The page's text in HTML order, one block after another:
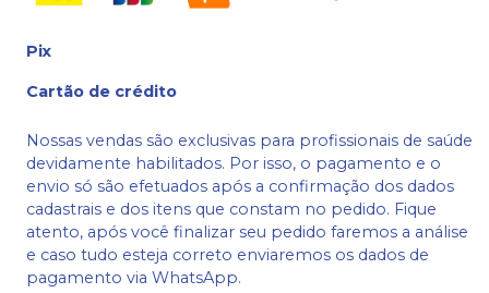
Pix
Cartão de crédito
Nossas vendas são exclusivas para profissionais de saúde
devidamente habilitados. Por isso, o pagamento e o
envio só são efetuados após a confirmação dos dados
cadastrais e dos itens que constam no pedido. Fique
atento, após você finalizar seu pedido faremos a análise
e caso tudo esteja correto enviaremos os dados de
pagamento via WhatsApp.